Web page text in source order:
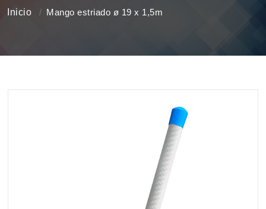
Inicio Mango estriado ø 19 x 1,5m